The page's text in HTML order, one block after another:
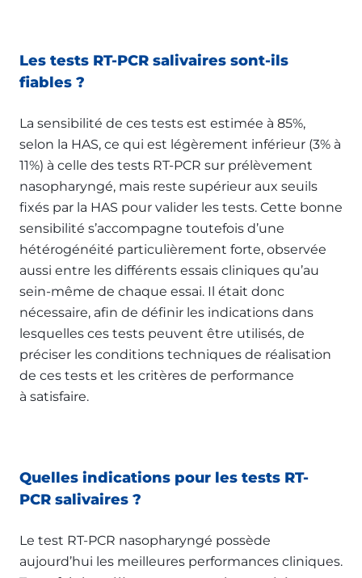
Les tests RT-PCR salivaires sont-ils
fiables ?
La sensibilité de ces tests est estimée à 85%,
selon la HAS, ce qui est légèrement inférieur (3% à
11%) à celle des tests RT-PCR sur prélèvement
nasopharyngé, mais reste supérieur aux seuils
fixés par la HAS pour valider les tests. Cette bonne
sensibilité s’accompagne toutefois d’une
hétérogénéité particulièrement forte, observée
aussi entre les différents essais cliniques qu’au
sein-même de chaque essai. Il était donc
nécessaire, afin de définir les indications dans
lesquelles ces tests peuvent être utilisés, de
préciser les conditions techniques de réalisation
de ces tests et les critères de performance
à satisfaire.
Quelles indications pour les tests RT-
PCR salivaires ?
Le test RT-PCR nasopharyngé possède
aujourd’hui les meilleures performances cliniques.